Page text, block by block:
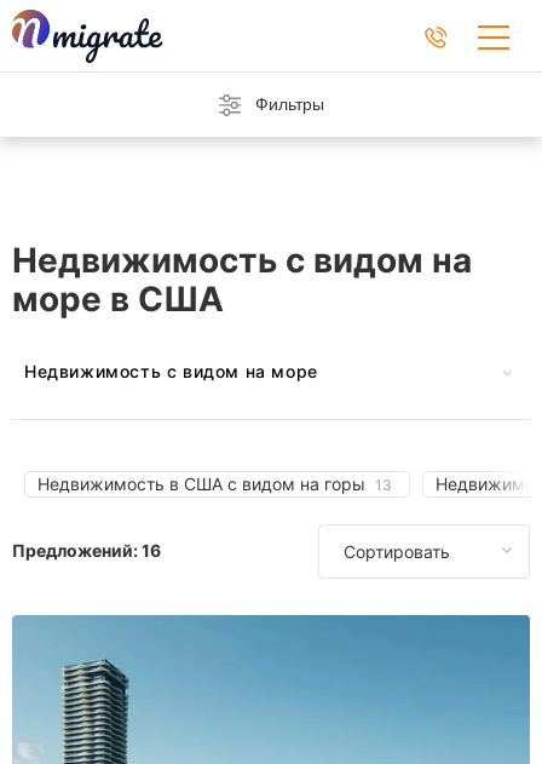
Фильтры
Недвижимость с видом на
море в США
Недвижимость с видом на море
Во Франции В Греции
В Италии
На Маврикии
В Монако В Португалии
В Испании
В Турции
Недвижимость в США с видом на горы 13
Предложений:16 Сортировать